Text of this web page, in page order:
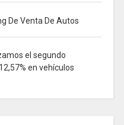
De Venta De Autos
el segundo
en vehículos